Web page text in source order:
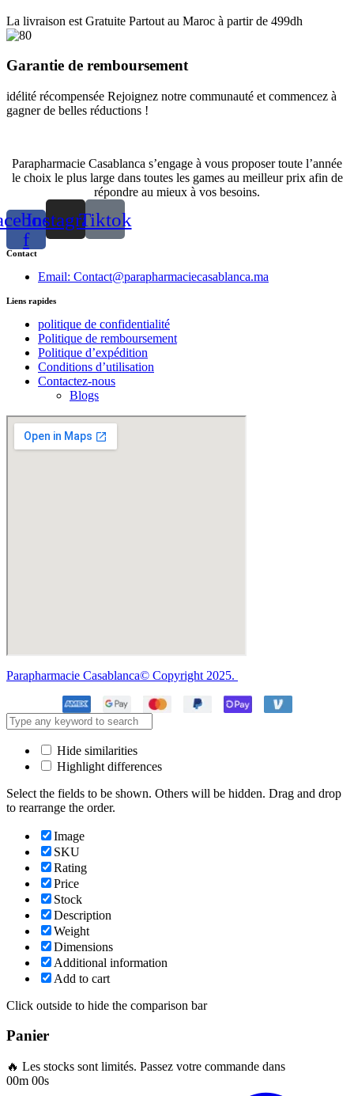
La livraison est Gratuite Partout au Maroc à partir de 499dh
Garantie de remboursement
idélité récompensée Rejoignez notre communauté et commencez à
gagner de belles réductions !
Parapharmacie Casablanca s’engage à vous proposer toute l’année
le choix le plus large dans toutes les games au meilleur prix afin de
répondre au mieux à vos besoins.
f
InstagramTiktok
Contact
Email: Contact@parapharmaciecasablanca.ma
Liens rapides
politique de confidentialité
Politique de remboursement
Politique d’expédition
Conditions d’utilisation
Contactez-nous
Blogs
Parapharmacie Casablanca© Copyright 2025.
Hide similarities
Highlight differences
Select the fields to be shown. Others will be hidden. Drag and drop
to rearrange the order.
Image
SKU
Rating
Price
Stock
Description
Weight
Dimensions
Additional information
Add to cart
Click outside to hide the comparison bar
Panier
🔥 Les stocks sont limités. Passez votre commande dans
00m 00s